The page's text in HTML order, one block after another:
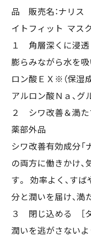
品 販売名：ナリ
イトフィット マス
１ 角層深くに浸透
膨らみながら水を
ロン酸ＥＸ※（保湿
アルロン酸Ｎａ、グ
２ シワ改善＆満た
薬部外品
シワ改善有効成分「
の両方に働きかけ、
す。 効率よく、す
分と潤いを届け、
３ 閉じ込める ［
潤いを逃がさないよ